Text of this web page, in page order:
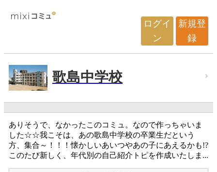
ログイ
ン
新規登
録
歌島中学校
ありそうで、なかったこのコミュ。なので作っちゃいま
した☆☆我こそは、あの歌島中学校の卒業生だという
方、集合～！！！懐かしいあいつやあの子にあえるかも!?
このたび新しく、年代別の自己紹介トピを作成いたしま...